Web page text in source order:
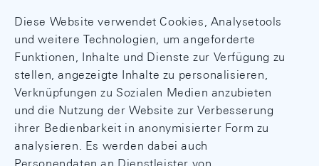
Diese Website verwendet Cookies, Analysetools
und weitere Technologien, um angeforderte
Funktionen, Inhalte und Dienste zur Verfügung zu
stellen, angezeigte Inhalte zu personalisieren,
Verknüpfungen zu Sozialen Medien anzubieten
und die Nutzung der Website zur Verbesserung
ihrer Bedienbarkeit in anonymisierter Form zu
analysieren. Es werden dabei auch